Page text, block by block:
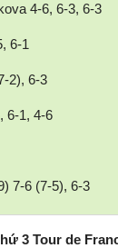
4-6, 6-3, 6-3
6-1
2), 6-3
6-1, 4-6
7-6 (7-5), 6-3
3 Tour de